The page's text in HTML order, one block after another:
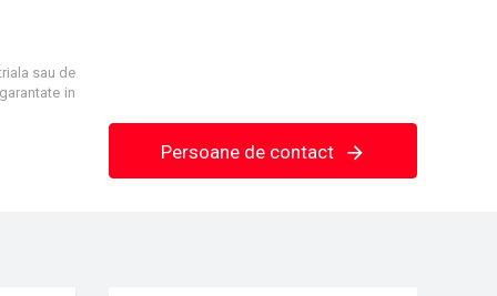
sau de
in
Persoane de contact